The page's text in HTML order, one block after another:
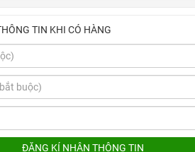
TIN KHI CÓ HÀNG
ĐĂNG KÍ NHẬN THÔNG TIN